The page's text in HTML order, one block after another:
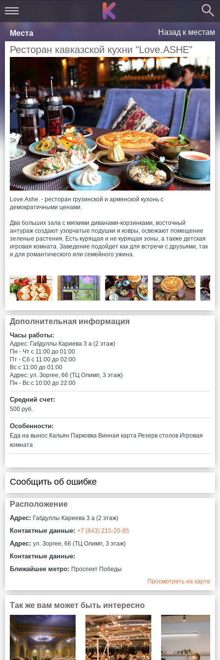
Места Назад к местам
Ресторан кавказской кухни "Love.ASHE"
Love.Ashe. - ресторан грузинской и армянской кухонь с
демократичными ценами.
Два больших зала с мягкими диванами-корзинками, восточный
антураж создают узорчатые подушки и ковры, освежают помещение
зеленые растения. Есть курящая и не курящая зоны, а также детская
игровая комната. Заведение подойдет как для встречи с друзьями, так
и для романтического или семейного ужина.
Дополнительная информация
Часы работы:
Адрес: Габдуллы Кариева 3 а (2 этаж)
Пн - Чт c 11:00 до 01:00
Пт - Сб c 11:00 до 02:00
Вс c 11:00 до 01:00
Адрес: ул. Зоргее, 66 (ТЦ Олимп, 3 этаж)
Пн - Вс c 10:00 до 22:00
Средний счет:
500 руб.
Особенности:
Еда на вынос Кальян Парковка Винная карта Резерв столов Игровая
комната
Сообщить об ошибке
Расположение
Адрес: Габдуллы Кариева 3 а (2 этаж)
Контактные данные: +7 (843) 215-20-85
Адрес: ул. Зоргее, 66 (ТЦ Олимп, 3 этаж)
Контактные данные:
Ближайшее метро: Проспект Победы
Просмотреть на карте
Так же вам может быть интересно